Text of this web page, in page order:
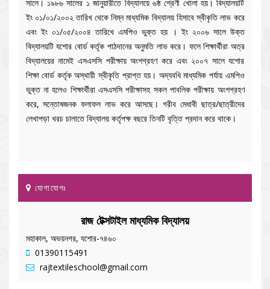
সালে। ১৯৮৬ সালের ১ জানুয়ারীতে বিদ্যালয়ে ৬ষ্ঠ শ্রেণী খোলা হয়। বিদ্যালয়টি
ইং ০১/০১/২০০২ তারিখ থেকে নিম্ন মাধ্যমিক বিদ্যালয় হিসাবে স্বীকৃতি লাভ করে
এবং ইং ০১/০৫/২০০৪ তারিখে এমপিও ভুক্ত হয় । ইং ২০০৬ সালে উক্ত
বিদ্যালয়টি যশোর বোর্ড কর্তৃক পাঠদানের অনুমতি লাভ করে। ফলে শিক্ষার্থীরা অত্র
বিদ্যালয়ের নামেই এসএসসি পরীক্ষায় অংশগ্রহণ করে এবং ২০০৭ সালে যশোর
শিক্ষা বোর্ড কর্তৃক অস্থায়ী স্বীকৃতি প্রাপ্ত হয়। অদ্যবধি মাধ্যমিক পর্যায় এমপিও
ভুক্ত না হলেও শিক্ষার্থীরা এসএসসি পরীক্ষাসহ সকল পাবলিক পরীক্ষায় অংশগ্রহণ
করে, সন্তোষজনক ফলাফল লাভ করে আসছে। গরীব মেধাবী ছাত্র/ছাত্রীদের
লেখাপড়া খরচ চালাতে বিদ্যালয় কর্তৃপক্ষ বছরে তিনটি বৃত্তি প্রদান করে থাকে।
যোগাযোগঃ
রাজ টেক্সটাইল মাধ্যমিক বিদ্যালয়
মহাকাল, অভয়নগর, যশোর-৭৪৬০
01390115491
rajtextileschool@gmail.com